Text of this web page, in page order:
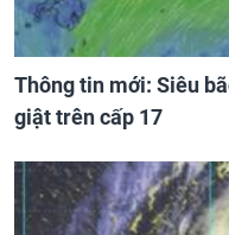
Thông tin mới: Siêu
giật trên cấp 17